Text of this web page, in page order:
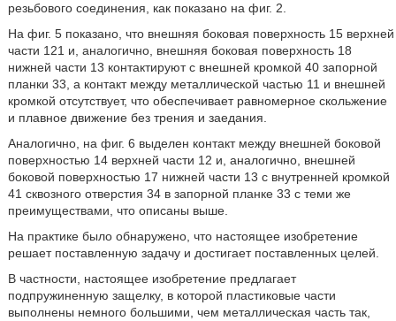
резьбового соединения, как показано на фиг. 2.
На фиг. 5 показано, что внешняя боковая поверхность 15 верхней
части 121 и, аналогично, внешняя боковая поверхность 18
нижней части 13 контактируют с внешней кромкой 40 запорной
планки 33, а контакт между металлической частью 11 и внешней
кромкой отсутствует, что обеспечивает равномерное скольжение
и плавное движение без трения и заедания.
Аналогично, на фиг. 6 выделен контакт между внешней боковой
поверхностью 14 верхней части 12 и, аналогично, внешней
боковой поверхностью 17 нижней части 13 с внутренней кромкой
41 сквозного отверстия 34 в запорной планке 33 с теми же
преимуществами, что описаны выше.
На практике было обнаружено, что настоящее изобретение
решает поставленную задачу и достигает поставленных целей.
В частности, настоящее изобретение предлагает
подпружиненную защелку, в которой пластиковые части
выполнены немного большими, чем металлическая часть так,